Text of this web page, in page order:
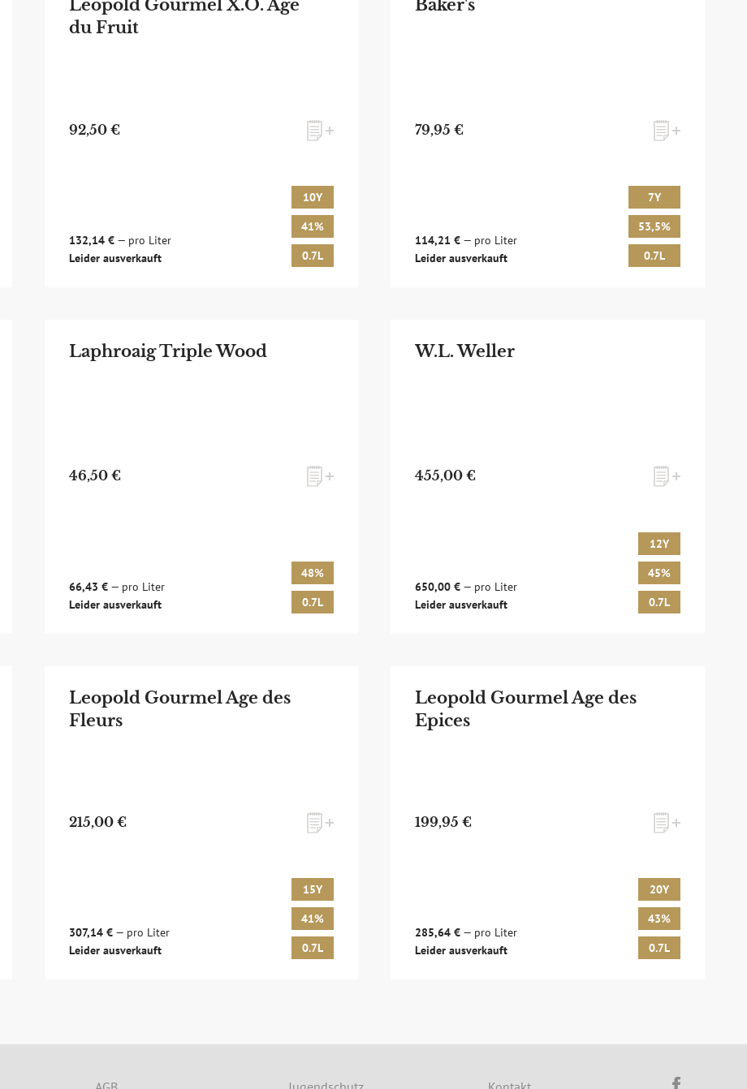
Leopold Gourmel X.O. Age
du Fruit
92,50 €
132,14 €— pro Liter
Leider ausverkauft
10Y
41%
0.7L
Baker's
79,95 €
114,21 € — pro Liter
Leider ausverkauft
7Y
53,5%
0.7L
Laphroaig Triple Wood
46,50 €
66,43 €— pro Liter
Leider ausverkauft
48%
0.7L
W.L. Weller
455,00 €
650,00 € — pro Liter
Leider ausverkauft
12Y
45%
0.7L
Leopold Gourmel Age des
Fleurs
215,00 €
307,14 €— pro Liter
Leider ausverkauft
15Y
41%
0.7L
Leopold Gourmel Age des
Epices
199,95 €
285,64 € — pro Liter
Leider ausverkauft
20Y
43%
0.7L
Monats-Angebot erhalten und dabei über Neuigkeiten rund um Whisky & Passion, das erlesene Sortiment unseres Ladens